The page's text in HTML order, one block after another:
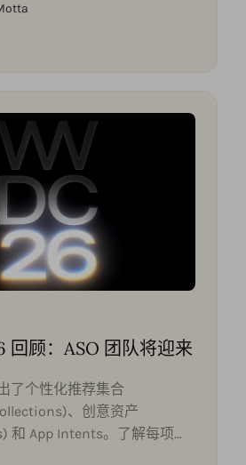
回顾：ASO 团队将迎来
了个性化推荐集合
、创意资产
和 App Intents。了解每项发
应用发现策略的意义。